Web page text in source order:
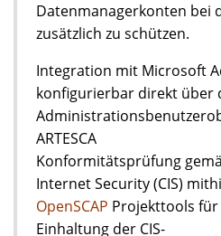
Datenmanagerkonten bei
zusätzlich zu schützen.
Integration mit Microsoft
konfigurierbar direkt über
ARTESCA
Konformitätsprüfung
Internet Security (CIS)
OpenSCAP Projekttools
Einhaltung der CIS-